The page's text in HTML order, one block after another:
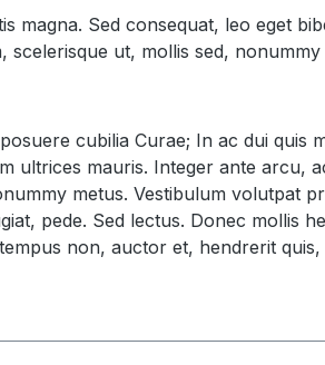
magna. Sed consequat, leo eget
ut, mollis sed,
cubilia Curae; In ac dui
ultrices mauris. Integer ante
metus. Vestibulum volutpat
pede. Sed lectus. Donec mollis
non, auctor et, hendrerit quis,